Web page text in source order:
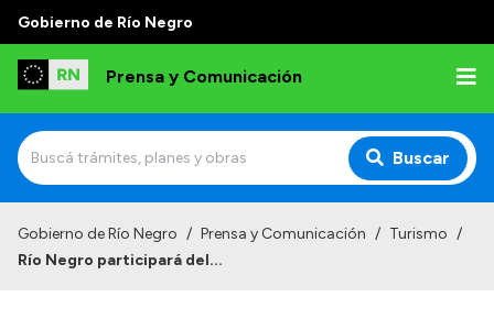
Gobierno de Río Negro
Prensa y Comunicación
Buscar
Gobierno de Río Negro / Prensa y Comunicación / Turismo /
Río Negro participará del...